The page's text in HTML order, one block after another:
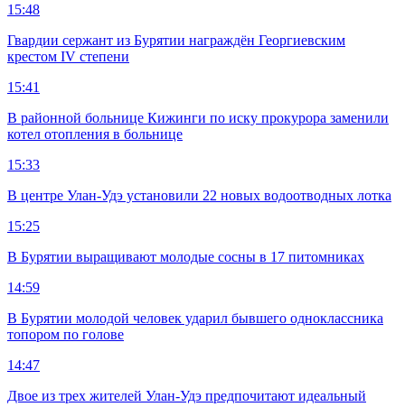
15:48
Гвардии сержант из Бурятии награждён Георгиевским
крестом IV степени
15:41
В районной больнице Кижинги по иску прокурора заменили
котел отопления в больнице
15:33
В центре Улан-Удэ установили 22 новых водоотводных лотка
15:25
В Бурятии выращивают молодые сосны в 17 питомниках
14:59
В Бурятии молодой человек ударил бывшего одноклассника
топором по голове
14:47
Двое из трех жителей Улан-Удэ предпочитают идеальный